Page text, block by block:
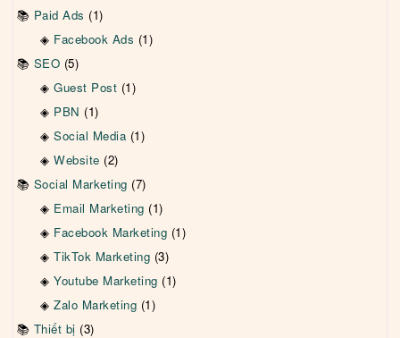
Paid Ads (1)
Facebook Ads (1)
SEO (5)
Guest Post (1)
PBN (1)
Social Media (1)
Website (2)
Social Marketing (7)
Email Marketing (1)
Facebook Marketing (1)
TikTok Marketing (3)
Youtube Marketing (1)
Zalo Marketing (1)
Thiết bị (3)